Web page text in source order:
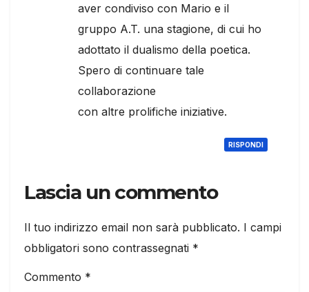
aver condiviso con Mario e il
gruppo A.T. una stagione, di cui ho
adottato il dualismo della poetica.
Spero di continuare tale
collaborazione
con altre prolifiche iniziative.
RISPONDI
Lascia un commento
Il tuo indirizzo email non sarà pubblicato. I campi
obbligatori sono contrassegnati *
Commento *